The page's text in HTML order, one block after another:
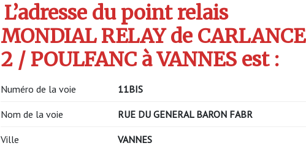
L’adresse du point relais
MONDIAL RELAY de CARLANCE
2 / POULFANC à VANNES est :
Numéro de la voie 11BIS
Nom de la voie RUE DU GENERAL BARON FABR
Ville VANNES